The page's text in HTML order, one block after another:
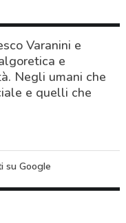
Varanini e
e
Negli umani che
e quelli che
su Google